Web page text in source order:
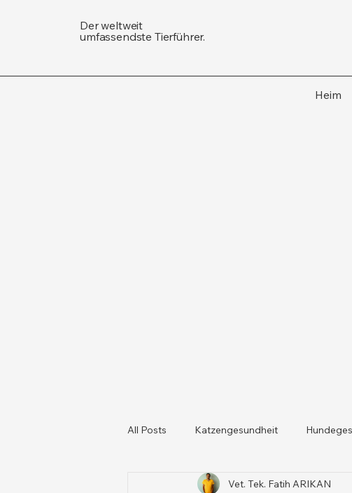
Der weltweit
umfassendste Tierführer.
Heim
All Posts Katzengesundheit
Katzen und Hunde Tiergesundheit
Vet. Tek. Fatih ARIKAN